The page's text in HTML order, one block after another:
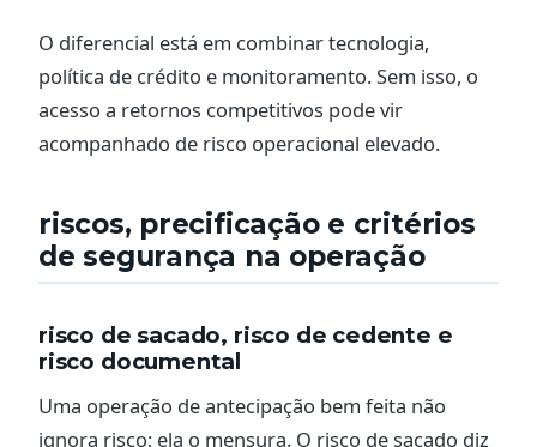
O diferencial está em combinar tecnologia,
política de crédito e monitoramento. Sem isso, o
acesso a retornos competitivos pode vir
acompanhado de risco operacional elevado.
riscos, precificação e critérios
de segurança na operação
risco de sacado, risco de cedente e
risco documental
Uma operação de antecipação bem feita não
ignora risco; ela o mensura. O risco de sacado diz